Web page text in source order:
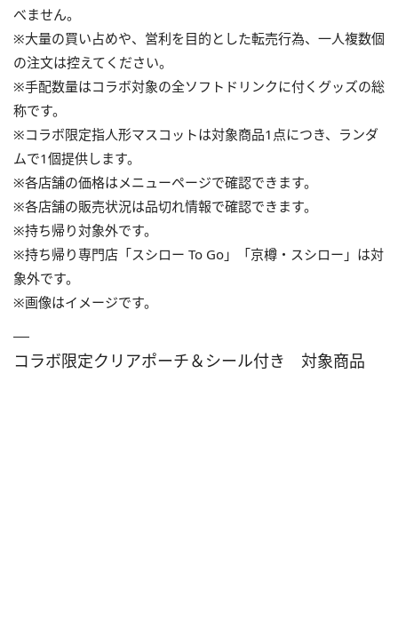
べません。
※大量の買い占めや、営利を目的とした転売行為、一人複数個
の注文は控えてください。
※手配数量はコラボ対象の全ソフトドリンクに付くグッズの総
称です。
※コラボ限定指人形マスコットは対象商品1点につき、ランダ
ムで1個提供します。
※各店舗の価格はメニューページで確認できます。
※各店舗の販売状況は品切れ情報で確認できます。
※持ち帰り対象外です。
※持ち帰り専門店「スシロー To Go」「京樽・スシロー」は対
象外です。
※画像はイメージです。
コラボ限定クリアポーチ＆シール付き 対象商品